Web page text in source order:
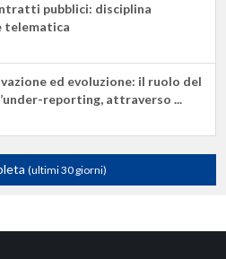
pubblici: disciplina
telematica
ed evoluzione: il ruolo del
reporting, attraverso ...
(ultimi 30 giorni)